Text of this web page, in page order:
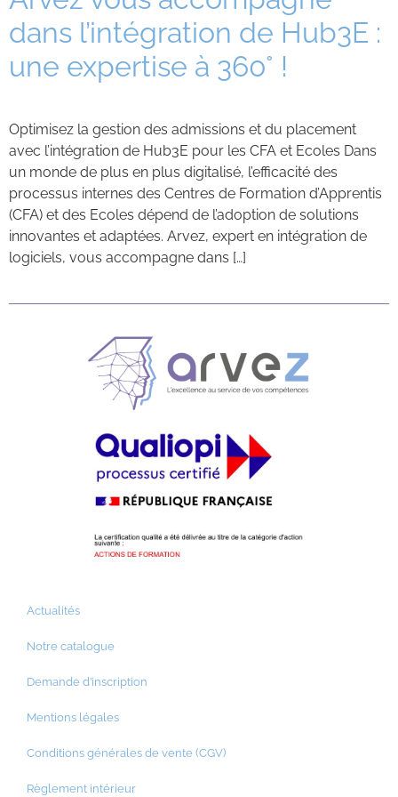
Contacts
dans l’intégration de Hub3E :
une expertise à 360° !
Optimisez la gestion des admissions et du placement
avec l’intégration de Hub3E pour les CFA et Ecoles Dans
un monde de plus en plus digitalisé, l’efficacité des
processus internes des Centres de Formation d’Apprentis
(CFA) et des Ecoles dépend de l’adoption de solutions
innovantes et adaptées. Arvez, expert en intégration de
logiciels, vous accompagne dans […]
Actualités
Notre catalogue
Demande d’inscription
Mentions légales
Conditions générales de vente (CGV)
Règlement intérieur